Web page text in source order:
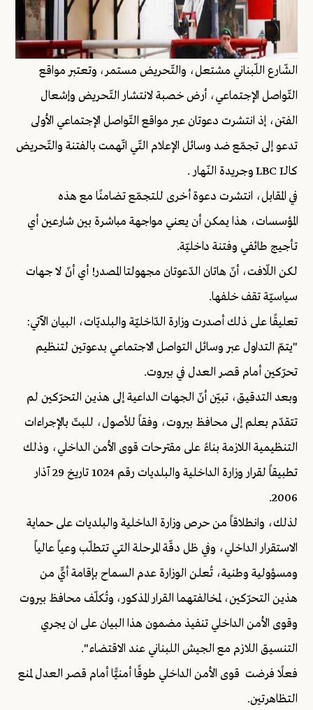
الشّارع اللّبناني مشتعل، والتّحريض مستمر، وتعتبر مواقع
التّواصل الإجتماعي، أرض خصبة لانتشار التّحريض وإشعال
الفتن، إذ انتشرت دعوتان عبر مواقع التّواصل الإجتماعي الأولى
تدعو إلى تجمّع ضد وسائل الإعلام التّي اتّهمت بالفتنة والتّحريض
كالـLBC I وجريدة النّهار .
في المقابل، انتشرت دعوة أخرى للتجمّع تضامنًا مع هذه
المؤسسات، هذا يمكن أن يعني مواجهة مباشرة بين شارعين أي
تأجيج طائفي وفتنة داخليّة.
لكن اللّافت، أنّ هاتان الدّعوتان مجهولتا المصدر! أي أنّ لا جهات
سياسيّة تقف خلفها.
تعليقًا على ذلك أصدرت وزارة الدّاخليّة والبلديّات، البيان الآتي:
"يتمّ التداول عبر وسائل التواصل الاجتماعي بدعوتين لتنظيم
تحرّكين أمام قصر العدل في بيروت.
وبعد التدقيق، تبيّن أنّ الجهات الداعية إلى هذين التحرّكين لم
تتقدّم بعلم إلى محافظ بيروت، وفقاً للأصول، للبتّ بالإجراءات
التنظيمية اللازمة بناءً على مقترحات قوى الأمن الداخلي، وذلك
تطبيقاً لقرار وزارة الداخلية والبلديات رقم 1024 تاريخ 29 آذار
2006.
لذلك، وانطلاقاً من حرص وزارة الداخلية والبلديات على حماية
الاستقرار الداخلي، وفي ظل دقّة المرحلة التي تتطلّب وعياً عالياً
ومسؤولية وطنية، تُعلن الوزارة عدم السماح بإقامة أيٍّ من
هذين التحرّكين، لمخالفتهما القرار المذكور، وتُكلّف محافظ بيروت
وقوى الأمن الداخلي تنفيذ مضمون هذا البيان على ان يجري
التنسيق اللازم مع الجيش اللبناني عند الاقتضاء".
فعلًا فرضت قوى الأمن الداخلي طوقًا أمنيًّا أمام قصر العدل لمنع
التظاهرتين.